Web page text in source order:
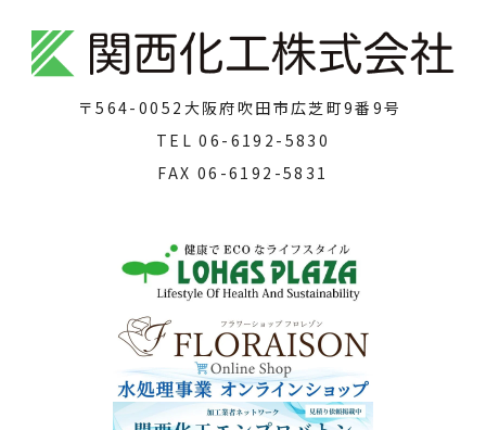
〒564-0052 大阪府吹田市広芝町9番9号
TEL06-6192-5830
FAX 06-6192-5831